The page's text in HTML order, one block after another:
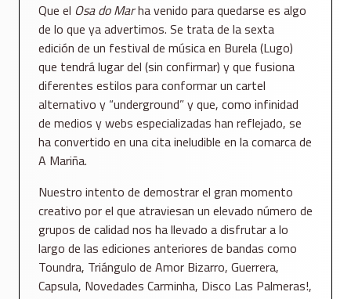
Que el Osa do Marha venido para quedarse es algo
de lo que ya advertimos. Se trata de la sexta
edición de un festival de música en Burela (Lugo)
que tendrá lugar del (sin confirmar) y que fusiona
diferentes estilos para conformar un cartel
alternativo y “underground” y que, como infinidad
de medios y webs especializadas han reflejado, se
ha convertido en una cita ineludible en la comarca de
A Mariña.
Nuestro intento de demostrar el gran momento
creativo por el que atraviesan un elevado número de
grupos de calidad nos ha llevado a disfrutar a lo
largo de las ediciones anteriores de bandas como
Toundra, Triángulo de Amor Bizarro, Guerrera,
Capsula, Novedades Carminha, Disco Las Palmeras!,